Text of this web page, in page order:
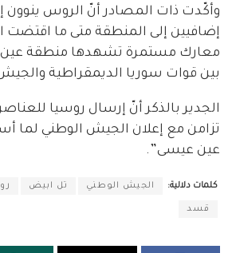
وأكّدت ذات المصادر أنّ الروس ينوون
إضافيين إلى المنطقة متى ما اقتضت
معارك مستمرة تشهدها منطقة عين
بين قوات سوريا الديمقراطية
الجدير بالذكر أنّ إرسال روسيا
تزامن مع إعلان الجيش الوطني لما
عين عيسى”.
كلمات دلالية: الجيش الوطني تل ابيض
قسد